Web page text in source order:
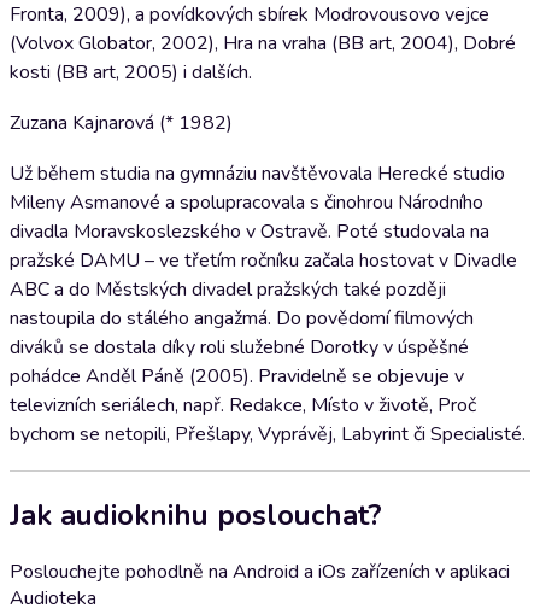
Fronta, 2009), a povídkových sbírek Modrovousovo vejce
(Volvox Globator, 2002), Hra na vraha (BB art, 2004), Dobré
kosti (BB art, 2005) i dalších.
Zuzana Kajnarová (* 1982)
Už během studia na gymnáziu navštěvovala Herecké studio
Mileny Asmanové a spolupracovala s činohrou Národního
divadla Moravskoslezského v Ostravě. Poté studovala na
pražské DAMU – ve třetím ročníku začala hostovat v Divadle
ABC a do Městských divadel pražských také později
nastoupila do stálého angažmá. Do povědomí filmových
diváků se dostala díky roli služebné Dorotky v úspěšné
pohádce Anděl Páně (2005). Pravidelně se objevuje v
televizních seriálech, např. Redakce, Místo v životě, Proč
bychom se netopili, Přešlapy, Vyprávěj, Labyrint či Specialisté.
Jak audioknihu poslouchat?
Poslouchejte pohodlně na Android a iOs zařízeních v aplikaci
Audioteka